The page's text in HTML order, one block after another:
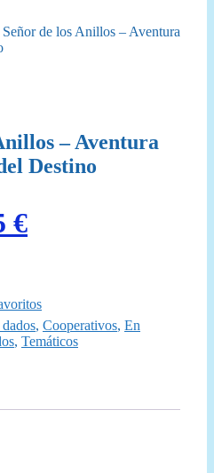
de los Anillos – Aventura
– Aventura
Destino
€.
€El
es:
29,95 €.
, Cooperativos, En
, Temáticos